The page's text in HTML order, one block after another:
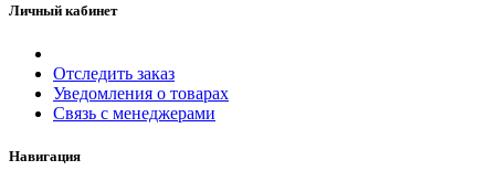
Личный кабинет
Отследить заказ
Уведомления о товарах
Связь с менеджерами
Навигация